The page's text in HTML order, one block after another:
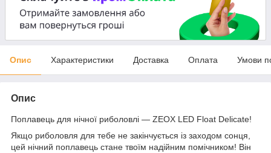
Опис Характеристики Доставка Оплата Умови
Опис
Поплавець для нічної риболовлі — ZEOX LED Float Delicate!
Якщо риболовля для тебе не закінчується із заходом сонця,
цей нічний поплавець стане твоїм надійним помічником! Він